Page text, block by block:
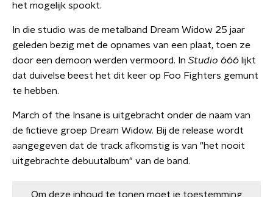
het mogelijk spookt.
In die studio was de metalband Dream Widow 25 jaar
geleden bezig met de opnames van een plaat, toen ze
door een demoon werden vermoord. In Studio 666 lijkt
dat duivelse beest het dit keer op Foo Fighters gemunt
te hebben.
March of the Insane is uitgebracht onder de naam van
de fictieve groep Dream Widow. Bij de release wordt
aangegeven dat de track afkomstig is van "het nooit
uitgebrachte debuutalbum" van de band.
Om deze inhoud te tonen moet je toestemming